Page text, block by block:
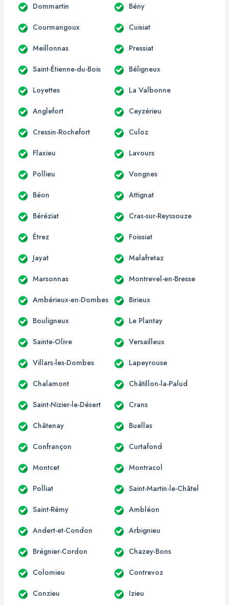
Dommartin Bény
Courmangoux Cuisiat
Meillonnas Pressiat
Saint-Étienne-du-Bois Béligneux
Loyettes La Valbonne
Anglefort Ceyzérieu
Cressin-Rochefort Culoz
Flaxieu Lavours
Pollieu Vongnes
Béon Attignat
Béréziat Cras-sur-Reyssouze
Étrez Foissiat
Jayat Malafretaz
Marsonnas Montrevel-en-Bresse
Ambérieux-en-Dombes Birieux
Bouligneux Le Plantay
Sainte-Olive Versailleux
Villars-les-Dombes Lapeyrouse
Chalamont Châtillon-la-Palud
Saint-Nizier-le-Désert Crans
Châtenay Buellas
Confrançon Curtafond
Montcet Montracol
Polliat Saint-Martin-le-Châtel
Saint-Rémy Ambléon
Andert-et-Condon Arbignieu
Brégnier-Cordon Chazey-Bons
Colomieu Contrevoz
Conzieu Izieu